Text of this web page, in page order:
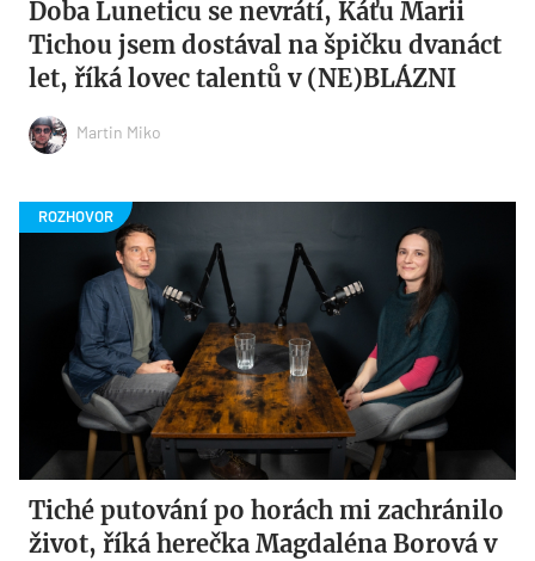
Doba Luneticu se nevrátí, Káťu Marii
Tichou jsem dostával na špičku dvanáct
let, říká lovec talentů v (NE)BLÁZNI
Martin Miko
Tiché putování po horách mi zachránilo
život, říká herečka Magdaléna Borová v